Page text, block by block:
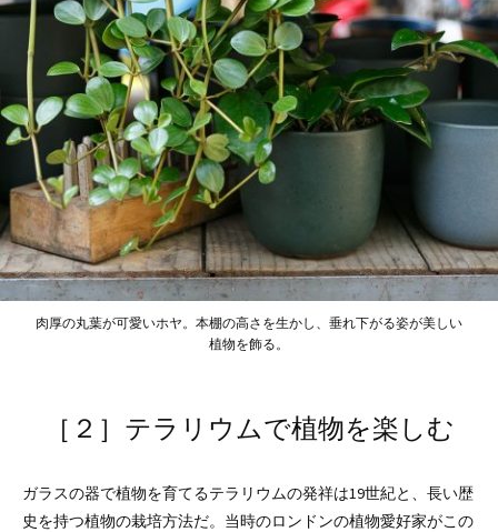
肉厚の丸葉が可愛いホヤ。本棚の高さを生かし、垂れ下がる姿が美しい
植物を飾る。
［２］テラリウムで植物を楽しむ
ガラスの器で植物を育てるテラリウムの発祥は19世紀と、長い歴
史を持つ植物の栽培方法だ。当時のロンドンの植物愛好家がこの